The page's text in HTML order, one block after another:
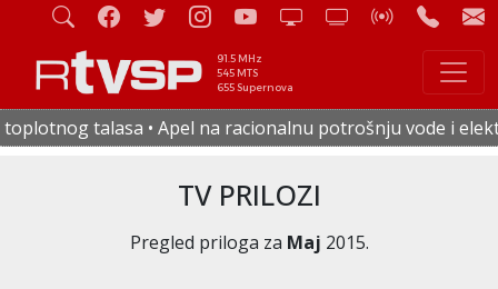
91.5 MHz
545 MTS
655 Supernova
racionalnu potrošnju vode i električne energije • U
TV PRILOZI
Pregled priloga za Maj 2015.